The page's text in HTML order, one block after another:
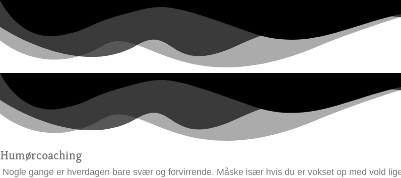
Humørcoaching
Nogle gange er hverdagen bare svær og forvirrende. Måske især hvis du er vokset op med vold